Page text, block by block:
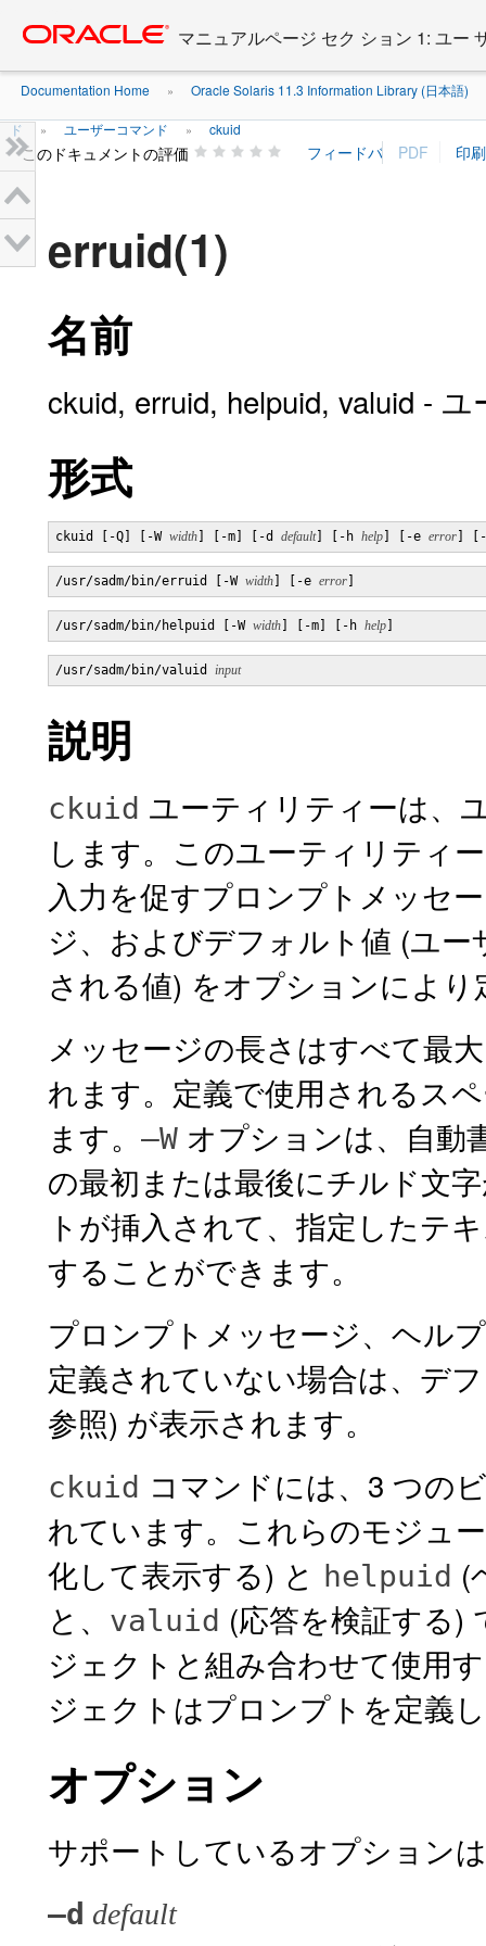
content
マニュアルページ セク ション 1: ユー
Documentation Home » Oracle Solaris 11.3 Information Library (日本語)
ド » ユーザーコマンド » ckuid
このドキュメントの評価
erruid(1)
名前
ckuid, erruid, helpuid, valuid -
形式
ckuid [-Q] [-W width ] [-m] [-d default] [-h help ] [-e error ]
/usr/sadm/bin/erruid [-W width ] [-e error
/usr/sadm/bin/helpuid [-W width ] [-m] [-h help
/usr/sadm/bin/valuid input
説明
ckuid ユーティリティーは、
します。このユーティリティ
入力を促すプロンプトメッセ
ジ、およびデフォルト値 (ユ
される値) をオプションによ
メッセージの長さはすべて最
れます。定義で使用されるス
ます。 –W オプションは、自動
の最初または最後にチルド文
トが挿入されて、指定したテ
することができます。
プロンプトメッセージ、ヘル
定義されていない場合は、デ
参照) が表示されます。
ckuid コマンドには、3 つの
れています。これらのモジュ
化して表示する) と helpuid (
と、
valuid (応答を検証する)
ジェクトと組み合わせて使用
ジェクトはプロンプトを定義
オプション
サポートしているオプション
–d default